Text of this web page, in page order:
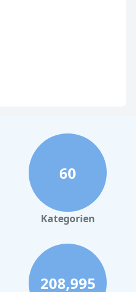
60
Kategorien
208,995